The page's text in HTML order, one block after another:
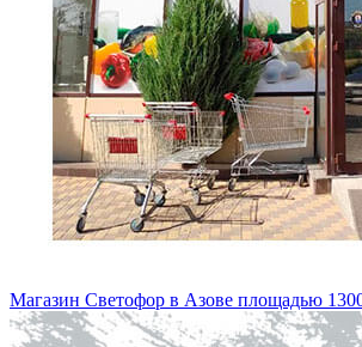
Магазин Светофор в Азове площадью